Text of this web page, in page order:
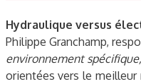
Hydraulique versus
Philippe Granchamp,
environnement
orientées vers le meilleur